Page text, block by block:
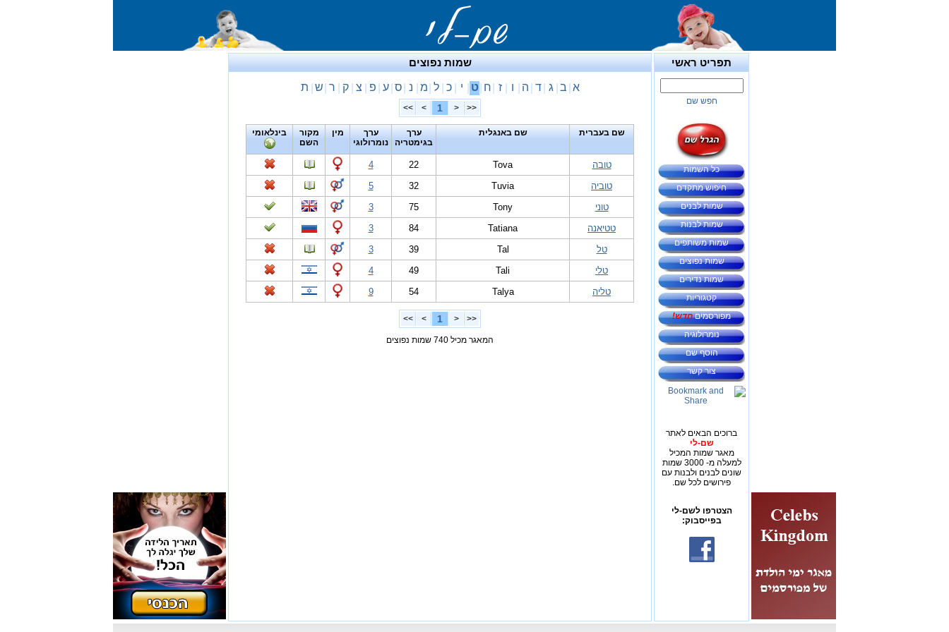
תפריט ראשי
חפש שם
כל השמות
חיפוש מתקדם
שמות לבנים
שמות לבנות
שמות משותפים
שמות נפוצים
שמות נדירים
קטגוריות
מפורסמיםחדש!
נומרולוגיה
הוסף שם
צור קשר
ברוכים הבאים לאתר
שם-לי
מאגר שמות המכיל
למעלה מ- 3000 שמות
שונים לבנים ולבנות עם
פירושים לכל שם.
הצטרפו לשם-לי
בפייסבוק:
שמות נפוצים
א ב ג ד ה ו ז ח ט י כ ל מ נ ס ע פ צ ק ר ש ת
<<
<
1
>
>>
שם בעברית שם באנגלית
ערך
בגימטריה
ערך
נומרולוגי
מין
מקור
השם
בינלאומי
טובה Tova
22
4
טוביה
Tuvia
32
5
טוני
Tony
75
3
טטיאנה
Tatiana
84
3
טל
Tal
39
3
טלי
Tali
49
4
טליה
Talya
54
9
<<
<
1
>
>>
המאגר מכיל 740 שמות נפוצים